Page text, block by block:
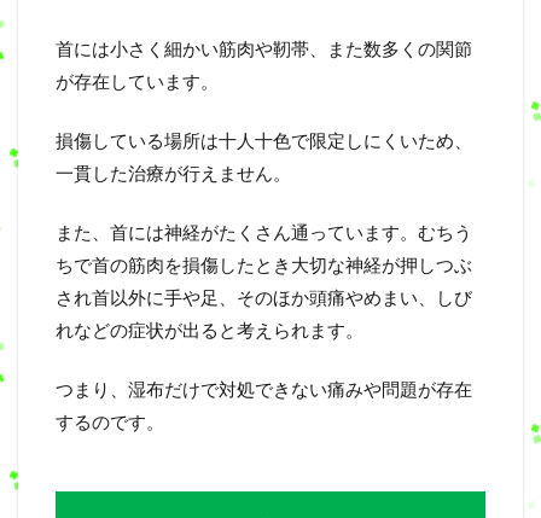
首には小さく細かい筋肉や靭帯、また数多くの関節
が存在しています。
損傷している場所は十人十色で限定しにくいため、
一貫した治療が行えません。
また、首には神経がたくさん通っています。むちう
ちで首の筋肉を損傷したとき大切な神経が押しつぶ
され首以外に手や足、そのほか頭痛やめまい、しび
れなどの症状が出ると考えられます。
つまり、湿布だけで対処できない痛みや問題が存在
するのです。